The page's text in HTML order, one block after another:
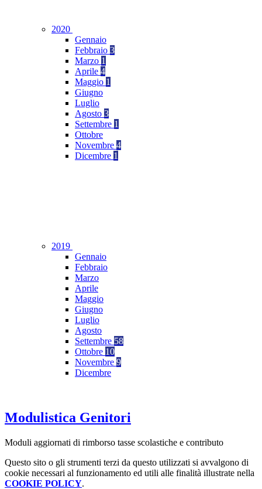
2020
Gennaio
Febbraio 3
Marzo 1
Aprile 4
Maggio 1
Giugno
Luglio
Agosto 3
Settembre 1
Ottobre
Novembre 4
Dicembre 1
2019
Gennaio
Febbraio
Marzo
Aprile
Maggio
Giugno
Luglio
Agosto
Settembre 58
Ottobre 10
Novembre 9
Dicembre
Modulistica Genitori
Moduli aggiornati di rimborso tasse scolastiche e contributo
Questo sito o gli strumenti terzi da questo utilizzati si avvalgono di
cookie necessari al funzionamento ed utili alle finalità illustrate nella
COOKIE POLICY.